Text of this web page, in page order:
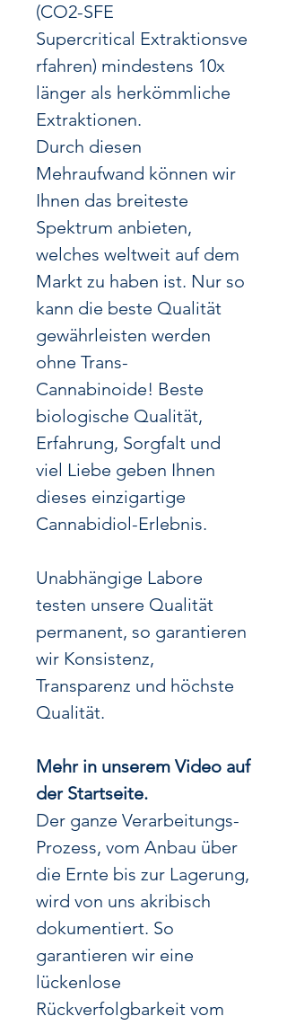
(CO2-SFE
Supercritical Extraktionsve
rfahren) mindestens 10x
länger als herkömmliche
Extraktionen.
Durch diesen
Mehraufwand können wir
Ihnen das breiteste
Spektrum anbieten,
welches weltweit auf dem
Markt zu haben ist. Nur so
kann die beste Qualität
gewährleisten werden
ohne Trans-
Cannabinoide! Beste
biologische Qualität,
Erfahrung, Sorgfalt und
viel Liebe geben Ihnen
dieses einzigartige
Cannabidiol-Erlebnis.
Unabhängige Labore
testen unsere Qualität
permanent, so garantieren
wir Konsistenz,
Transparenz und höchste
Qualität.
Mehr in unserem Video auf
der Startseite.
Der ganze Verarbeitungs-
Prozess, vom Anbau über
die Ernte bis zur Lagerung,
wird von uns akribisch
dokumentiert. So
garantieren wir eine
lückenlose
Rückverfolgbarkeit vom